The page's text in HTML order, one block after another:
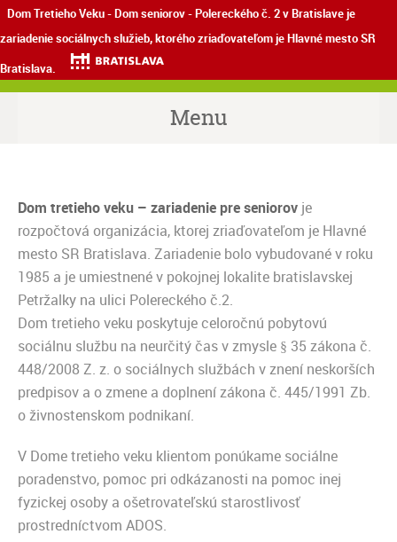
Dom Tretieho Veku - Dom seniorov - Polereckého č. 2 v Bratislave je
zariadenie sociálnych služieb, ktorého zriaďovateľom je Hlavné mesto SR
Bratislava.
Menu
Dom tretieho veku – zariadenie pre seniorov je
rozpočtová organizácia, ktorej zriaďovateľom je Hlavné
mesto SR Bratislava. Zariadenie bolo vybudované v roku
1985 a je umiestnené v pokojnej lokalite bratislavskej
Petržalky na ulici Polereckého č.2.
Dom tretieho veku poskytuje celoročnú pobytovú
sociálnu službu na neurčitý čas v zmysle § 35 zákona č.
448/2008 Z. z. o sociálnych službách v znení neskorších
predpisov a o zmene a doplnení zákona č. 445/1991 Zb.
o živnostenskom podnikaní.
V Dome tretieho veku klientom ponúkame sociálne
poradenstvo, pomoc pri odkázanosti na pomoc inej
fyzickej osoby a ošetrovateľskú starostlivosť
prostredníctvom ADOS.